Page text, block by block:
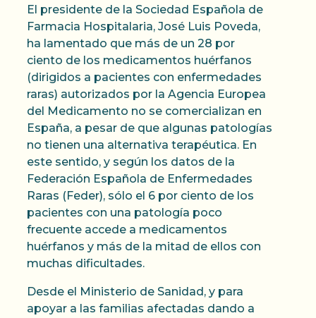
El presidente de la Sociedad Española de
Farmacia Hospitalaria, José Luis Poveda,
ha lamentado que más de un 28 por
ciento de los medicamentos huérfanos
(dirigidos a pacientes con enfermedades
raras) autorizados por la Agencia Europea
del Medicamento no se comercializan en
España, a pesar de que algunas patologías
no tienen una alternativa terapéutica. En
este sentido, y según los datos de la
Federación Española de Enfermedades
Raras (Feder), sólo el 6 por ciento de los
pacientes con una patología poco
frecuente accede a medicamentos
huérfanos y más de la mitad de ellos con
muchas dificultades.
Desde el Ministerio de Sanidad, y para
apoyar a las familias afectadas dando a